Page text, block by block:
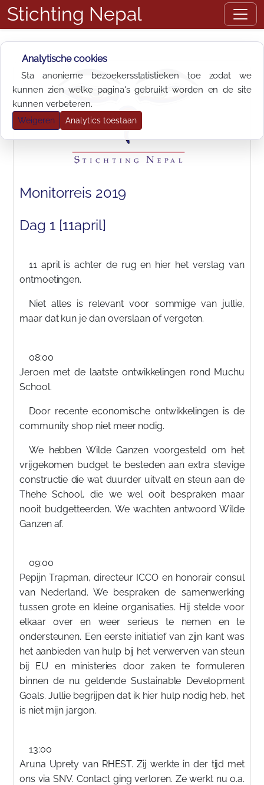
Analytische cookies
Sta anonieme bezoekersstatistieken toe zodat we
kunnen zien welke pagina's gebruikt worden en de site
kunnen verbeteren.
Weigeren Analytics toestaan
Stichting Nepal
Monitorreis 2019
Dag 1 [11april]
11 april is achter de rug en hier het verslag van
ontmoetingen.
Niet alles is relevant voor sommige van jullie,
maar dat kun je dan overslaan of vergeten.
08:00
Jeroen met de laatste ontwikkelingen rond Muchu
School.
Door recente economische ontwikkelingen is de
community shop niet meer nodig.
We hebben Wilde Ganzen voorgesteld om het
vrijgekomen budget te besteden aan extra stevige
constructie die wat duurder uitvalt en steun aan de
Thehe School, die we wel ooit bespraken maar
nooit budgetteerden. We wachten antwoord Wilde
Ganzen af.
09:00
Pepijn Trapman, directeur ICCO en honorair consul
van Nederland. We bespraken de samenwerking
tussen grote en kleine organisaties. Hij stelde voor
elkaar over en weer serieus te nemen en te
ondersteunen. Een eerste initiatief van zijn kant was
het aanbieden van hulp bij het verwerven van steun
bij EU en ministeries door zaken te formuleren
binnen de nu geldende Sustainable Development
Goals. Jullie begrijpen dat ik hier hulp nodig heb, het
is niet mijn jargon.
13:00
Aruna Uprety van RHEST. Zij werkte in der tijd met
ons via SNV. Contact ging verloren. Ze werkt nu o.a.